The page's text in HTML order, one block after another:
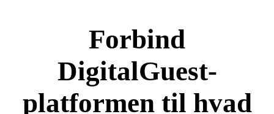
Forbind
DigitalGuest-
platformen til hvad